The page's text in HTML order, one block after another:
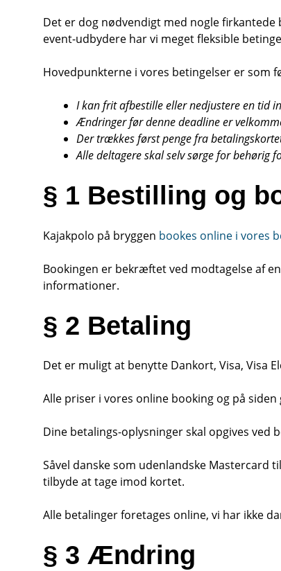
Det er dog nødvendigt med nogle
event-udbydere har vi meget fleksible
Hovedpunkterne i vores betingelser er som
I kan frit afbestille eller nedjustere en tid
Ændringer før denne deadline er
Der trækkes først penge fra
Alle deltagere skal selv sørge for behørig
§ 1 Bestilling og
Kajakpolo på bryggen bookes online i vores
Bookingen er bekræftet ved modtagelse af
informationer.
§ 2 Betaling
Det er muligt at benytte Dankort, Visa, Visa
Alle priser i vores online booking og på
Dine betalings-oplysninger skal opgives ved
Såvel danske som udenlandske
tilbyde at tage imod kortet.
Alle betalinger foretages online, vi har ikke
§ 3 Ændring